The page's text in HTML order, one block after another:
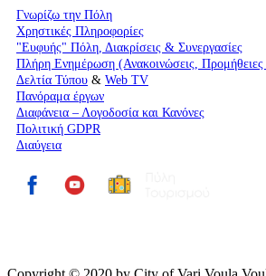
Γνωρίζω την Πόλη
Χρηστικές Πληροφορίες
"Ευφυής" Πόλη, Διακρίσεις & Συνεργασίες
Πλήρη Ενημέρωση (Ανακοινώσεις,
Δελτία Τύπου & Web TV
Πανόραμα έργων
Διαφάνεια – Λογοδοσία και Κανόνες
Πολιτική GDPR
Διαύγεια